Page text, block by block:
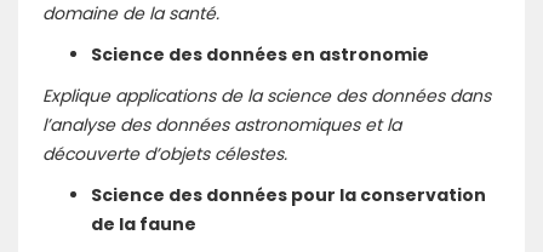
domaine de la santé.
Science des données en astronomie
Explique applications de la science des données dans
l’analyse des données astronomiques et la
découverte d’objets célestes.
Science des données pour la conservation
de la faune